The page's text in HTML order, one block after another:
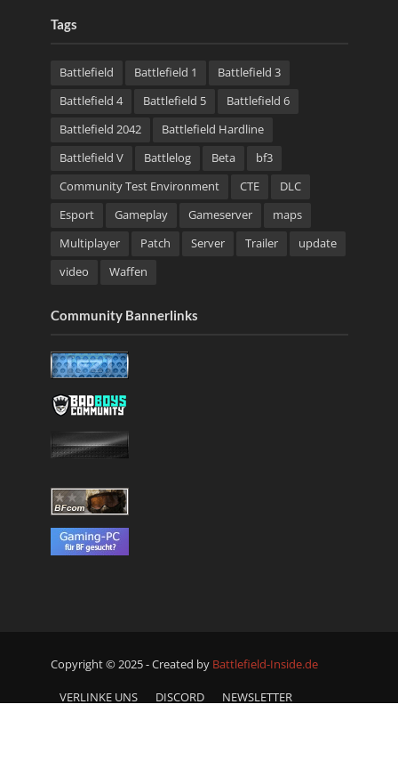
Tags
Battlefield Battlefield 1
Battlefield 3
Battlefield 4
Battlefield 5
Battlefield 6
Battlefield 2042
Battlefield Hardline
Battlefield V
Battlelog Beta
bf3
Community Test Environment
CTE
DLC
Esport
Gameplay Gameserver
maps
Multiplayer
Patch Server Trailer
update
video
Waffen
Community Bannerlinks
Copyright © 2025 - Created by Battlefield-Inside.de
VERLINKE UNS DISCORD NEWSLETTER